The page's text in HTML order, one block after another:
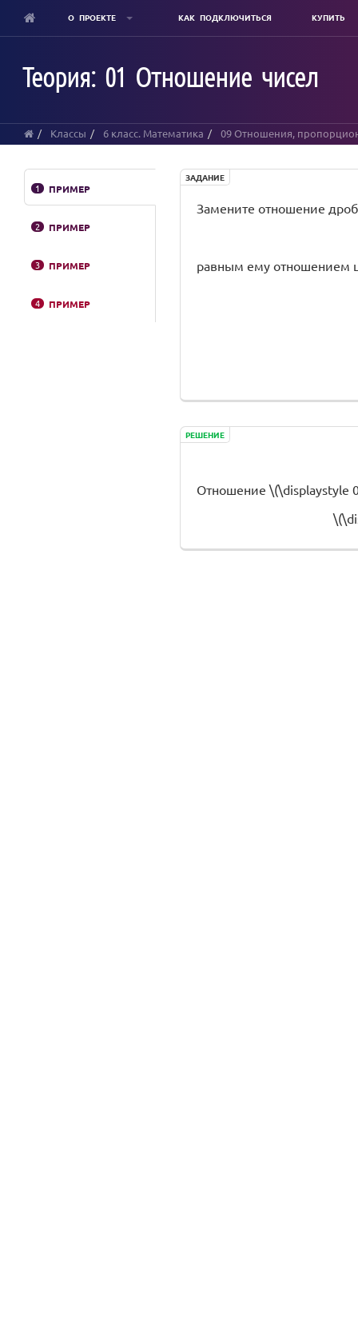
content
О ПРОЕКТЕ КАК ПОДКЛЮЧИТЬСЯ КУПИТЬ
Теория: 01 Отношение чисел
Классы 6 класс. Математика 09 Отношения,
1 ПРИМЕР
2 ПРИМЕР
3 ПРИМЕР
4 ПРИМЕР
ЗАДАНИЕ
Замените отношение
равным ему отношением
РЕШЕНИЕ
Отношение \(\displaystyle